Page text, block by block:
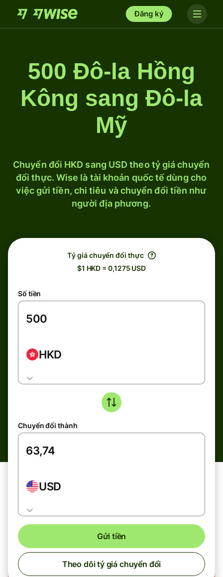
Đăng ký
500 Đô-la Hồng
Kông sang Đô-la
Mỹ
Chuyển đổi HKD sang USD theo tỷ giá chuyển
đổi thực. Wise là tài khoản quốc tế dùng cho
việc gửi tiền, chi tiêu và chuyển đổi tiền như
người địa phương.
Tỷ giá chuyển đổi thực
$1 HKD = 0,1275 USD
Số tiền
HKD
Chuyển đổi thành
USD
Gửi tiền
Theo dõi tỷ giá chuyển đổi